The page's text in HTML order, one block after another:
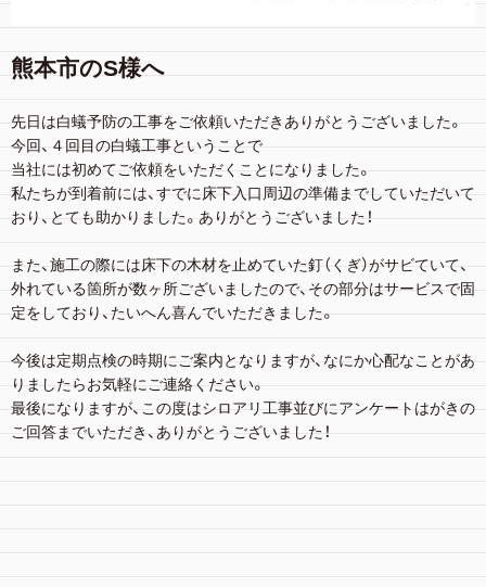
熊本市のS様へ
先日は白蟻予防の工事をご依頼いただきありがとうございました。
今回、４回目の白蟻工事ということで
当社には初めてご依頼をいただくことになりました。
私たちが到着前には、すでに床下入口周辺の準備までしていただいて
おり、とても助かりました。ありがとうございました！
また、施工の際には床下の木材を止めていた釘（くぎ）がサビていて、
外れている箇所が数ヶ所ございましたので、その部分はサービスで固
定をしており、たいへん喜んでいただきました。
今後は定期点検の時期にご案内となりますが、なにか心配なことがあ
りましたらお気軽にご連絡ください。
最後になりますが、この度はシロアリ工事並びにアンケートはがきの
ご回答までいただき、ありがとうございました！